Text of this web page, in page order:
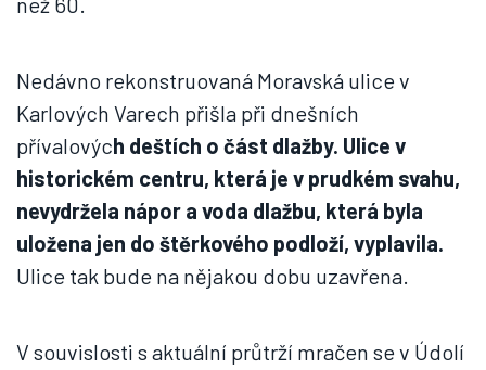
Nedávno rekonstruovaná Moravská ulice v
Karlových Varech přišla při dnešních
přívalových deštích o část dlažby. Ulice v
historickém centru, která je v prudkém svahu,
nevydržela nápor a voda dlažbu, která byla
uložena jen do štěrkového podloží, vyplavila.
Ulice tak bude na nějakou dobu uzavřena.
V souvislosti s aktuální průtrží mračen se v Údolí